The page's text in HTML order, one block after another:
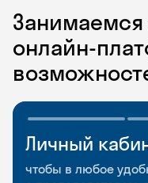
Занимаемся
онлайн-
Личный
чтобы в любое
Мобильное
приложение
Разговорные
и Talks